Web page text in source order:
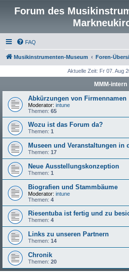
Forum des
FAQ
Musikinstrumenten-Museum Foren-
Aktuelle Zeit: Fr 07. Aug
MMM-intern
Abkürzungen von Firmennamen
Moderator: intune
Themen: 65
Wozu ist das Forum da?
Themen: 1
Museen und Veranstaltungen in
Themen: 17
Neue Ausstellungskonzeption
Themen: 1
Biografien und Stammbäume
Moderator: intune
Themen: 4
Riesentuba ist fertig und zu
Themen: 4
Links zu unseren Partnern
Themen: 14
Chronik
Themen: 20